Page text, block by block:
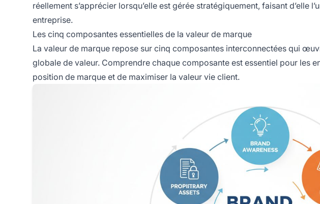
réellement s’apprécier lorsqu’elle est gérée stratégiquement, faisant d’elle
entreprise.
Les cinq composantes essentielles de la valeur de marque
La valeur de marque repose sur cinq composantes interconnectées qui
globale de valeur. Comprendre chaque composante est essentiel pour les
position de marque et de maximiser la valeur vie client.